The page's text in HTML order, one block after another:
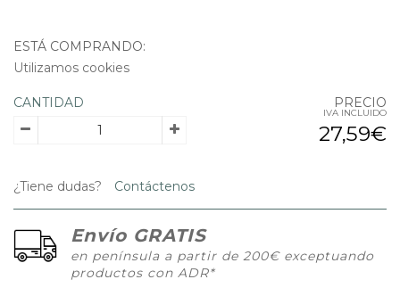
ESTÁ COMPRANDO:
Utilizamos cookies
CANTIDAD PRECIO
IVA INCLUIDO
27,59€
¿Tiene dudas? Contáctenos
Envío GRATIS
en península a partir de 200€ exceptuando
productos con ADR*